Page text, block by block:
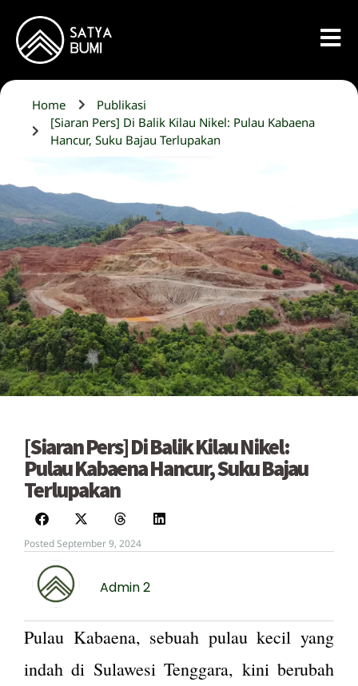
Home
Publikasi
[Siaran Pers] Di Balik Kilau Nikel: Pulau Kabaena
Hancur, Suku Bajau Terlupakan
[Siaran Pers] Di Balik Kilau Nikel:
Pulau Kabaena Hancur, Suku Bajau
Terlupakan
Posted September 9, 2024
Admin 2
Pulau Kabaena, sebuah pulau kecil yang
indah di Sulawesi Tenggara, kini berubah